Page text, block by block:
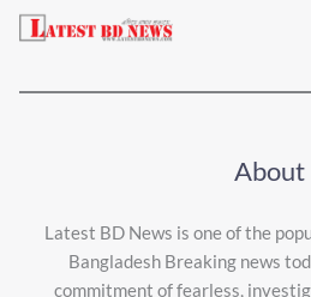
About
Latest BD News is one of the
Bangladesh Breaking news
commitment of fearless,